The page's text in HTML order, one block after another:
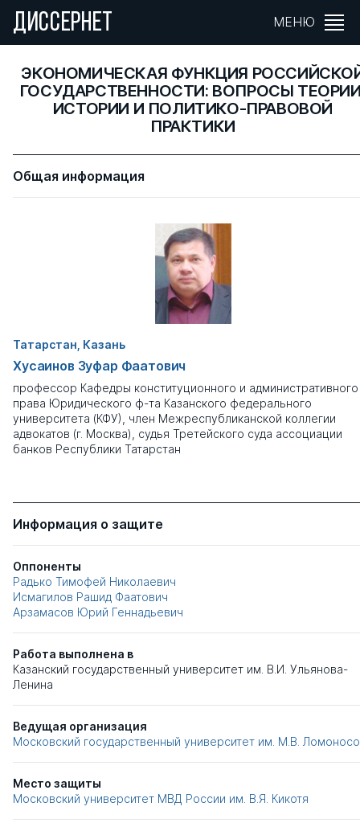
ДИССЕРНЕТ МЕНЮ
ЭКОНОМИЧЕСКАЯ ФУНКЦИЯ
ГОСУДАРСТВЕННОСТИ: ВОПРОСЫ
ИСТОРИИ И ПОЛИТИКО-ПРАВОВОЙ
ПРАКТИКИ
Общая информация
Татарстан, Казань
Хусаинов Зуфар Фаатович
профессор Кафедры конституционного и административного
права Юридического ф-та Казанского федерального
университета (КФУ), член Межреспубликанской коллегии
адвокатов (г. Москва), судья Третейского суда ассоциации
банков Республики Татарстан
Информация о защите
Оппоненты
Радько Тимофей Николаевич
Исмагилов Рашид Фаатович
Арзамасов Юрий Геннадьевич
Работа выполнена в
Казанский государственный университет им. В.И. Ульянова-
Ленина
Ведущая организация
Московский государственный университет им. М.В.
Место защиты
Московский университет МВД России им. В.Я. Кикотя